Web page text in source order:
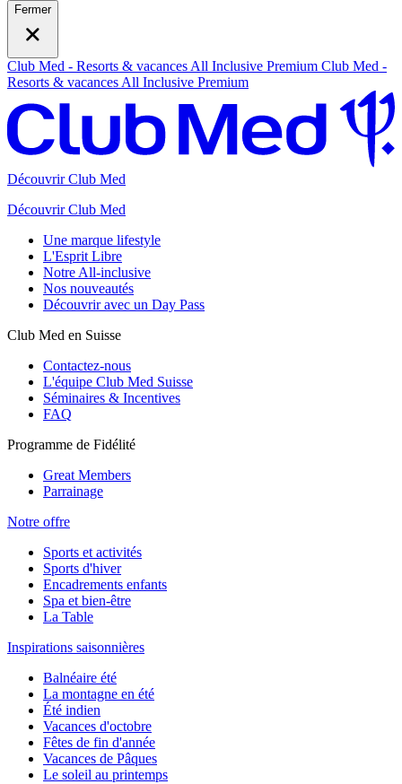
Fermer
Club Med - Resorts & vacances All Inclusive Premium Club Med -
Resorts & vacances All Inclusive Premium
Découvrir Club Med
Découvrir Club Med
Une marque lifestyle
L'Esprit Libre
Notre All-inclusive
Nos nouveautés
Découvrir avec un Day Pass
Club Med en Suisse
Contactez-nous
L'équipe Club Med Suisse
Séminaires & Incentives
FAQ
Programme de Fidélité
Great Members
Parrainage
Notre offre
Sports et activités
Sports d'hiver
Encadrements enfants
Spa et bien-être
La Table
Inspirations saisonnières
Balnéaire été
La montagne en été
Été indien
Vacances d'octobre
Fêtes de fin d'année
Vacances de Pâques
Le soleil au printemps